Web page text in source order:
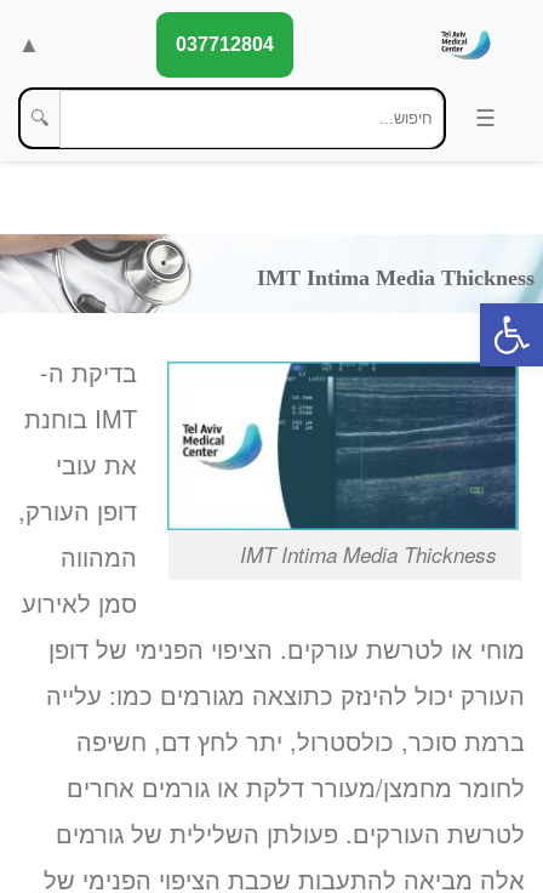
פתח סרגל נגישות
▲ 037712804
🔍
IMT Intima Media Thickness
בדיקת ה-
IMT בוחנת
את עובי
דופן העורק,
המהווה
סמן לאירוע
מוחי או לטרשת עורקים. הציפוי הפנימי של דופן
העורק יכול להינזק כתוצאה מגורמים כמו: עלייה
ברמת סוכר, כולסטרול, יתר לחץ דם, חשיפה
לחומר מחמצן/מעורר דלקת או גורמים אחרים
לטרשת העורקים. פעולתן השלילית של גורמים
אלה מביאה להתעבות שכבת הציפוי הפנימי של